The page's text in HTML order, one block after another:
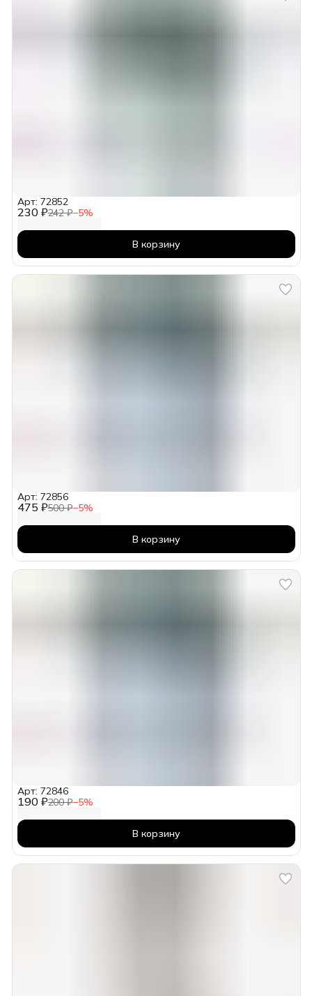
230 ₽242 ₽−5%
Арт: 72852
В корзину
475 ₽500 ₽−5%
Арт: 72856
В корзину
190 ₽200 ₽−5%
Арт: 72846
В корзину